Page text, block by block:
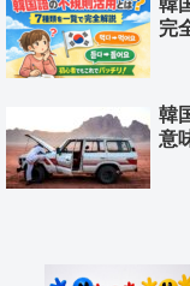
韓
完
韓
意